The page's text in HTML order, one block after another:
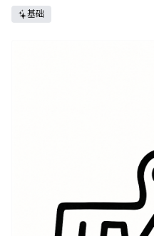
基础